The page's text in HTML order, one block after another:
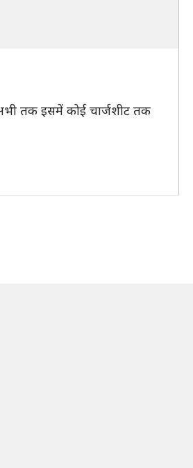
तक इसमें कोई चार्जशीट तक